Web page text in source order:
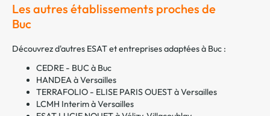
Les autres établissements proches de
Buc
Découvrez d'autres ESAT et entreprises adaptées à Buc :
CEDRE - BUC à Buc
HANDEA à Versailles
TERRAFOLIO - ELISE PARIS OUEST à Versailles
LCMH Interim à Versailles